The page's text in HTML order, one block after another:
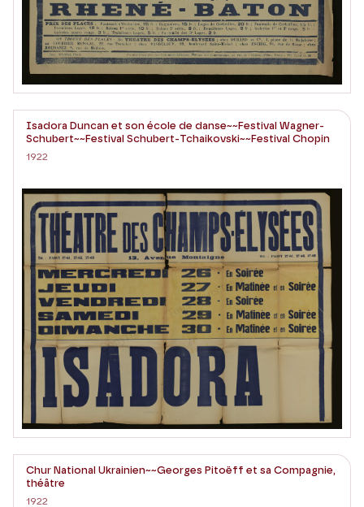
Isadora Duncan et son école de danse~~Festival Wagner-
Schubert~~Festival Schubert-Tchaikovski~~Festival Chopin
1922
Chur National Ukrainien~~Georges Pitoëff et sa Compagnie,
théâtre
1922